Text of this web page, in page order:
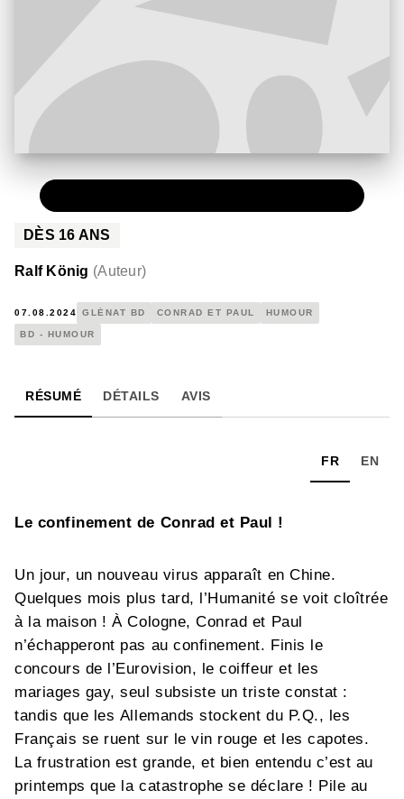
DÈS 16 ANS
Ralf König (Auteur)
07.08.2024 GLÉNAT BD CONRAD ET PAUL HUMOUR
BD - HUMOUR
RÉSUMÉ DÉTAILS AVIS
FR EN
Le confinement de Conrad et Paul !
Un jour, un nouveau virus apparaît en Chine.
Quelques mois plus tard, l’Humanité se voit cloîtrée
à la maison ! À Cologne, Conrad et Paul
n’échapperont pas au confinement. Finis le
concours de l’Eurovision, le coiffeur et les
mariages gay, seul subsiste un triste constat :
tandis que les Allemands stockent du P.Q., les
Français se ruent sur le vin rouge et les capotes.
La frustration est grande, et bien entendu c’est au
printemps que la catastrophe se déclare ! Pile au